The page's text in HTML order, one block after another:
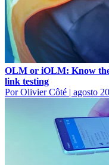
OLM or iOLM: Know
link testing
Por Olivier Côté | agosto